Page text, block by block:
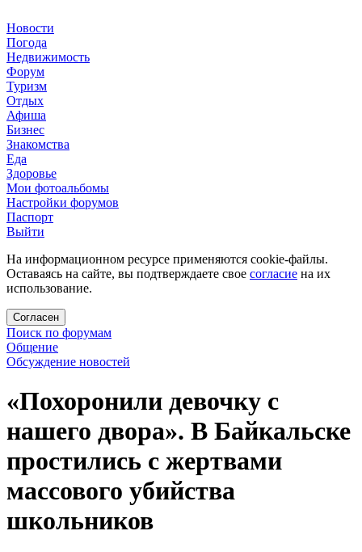
Новости
Погода
Недвижимость
Форум
Туризм
Отдых
Афиша
Бизнес
Знакомства
Еда
Здоровье
Мои фотоальбомы
Настройки форумов
Паспорт
Выйти
На информационном ресурсе применяются cookie-файлы.
Оставаясь на сайте, вы подтверждаете свое согласие на их
использование.
Согласен
Поиск по форумам
Общение
Обсуждение новостей
«Похоронили девочку с
нашего двора». В Байкальске
простились с жертвами
массового убийства
школьников